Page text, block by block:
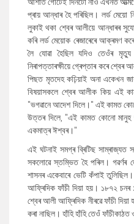
আশাত গোটেই দিনটো নাও এখনত
প্ৰায় আন্ধাৰ হৈ পৰিছিল। লৰ্ড
লুকাই থকা শ্বেৰ আলীয়ে আন্ধাৰৰ
কৰি লৰ্ড মেয়োক ৰেজাৰেৰে আক্ৰমণ
লৈ যোৱা হৈছিল যদিও তেওঁৰ মৃত্যু
নিৰাপত্তাৰক্ষীয়ে গ্ৰেপ্তাৰ কৰে
পিছত মৃতদেহ কঢ়িয়াই অনা একেখন
বিষয়াসকলে শ্বেৰ আলীক কিয় এই
"ভগৱানে আদেশ দিলে।" এই কামত
উত্তৰ দিলে, "এই কামত কোনো
একমাত্ৰ ঈশ্বৰ।"
এই ঘটনাই সমগ্ৰ ব্ৰিটিছ সাম্ৰাজ্যত
সকলোৱে স্তম্ভিত হৈ পৰিল। গৱৰ্ণৰ
শাসনৰ একেবাৰে ভেটি কঁপাই
আফ্ৰিদিক ফাঁচী দিয়া হয়। ১৮৭২ চনৰ
শ্বেৰ আলী আফ্ৰিদিক নীৰৱে ফাঁচী
কৰা নাছিল। হাঁহি হাঁহি তেওঁ ফাঁচীকাঠত